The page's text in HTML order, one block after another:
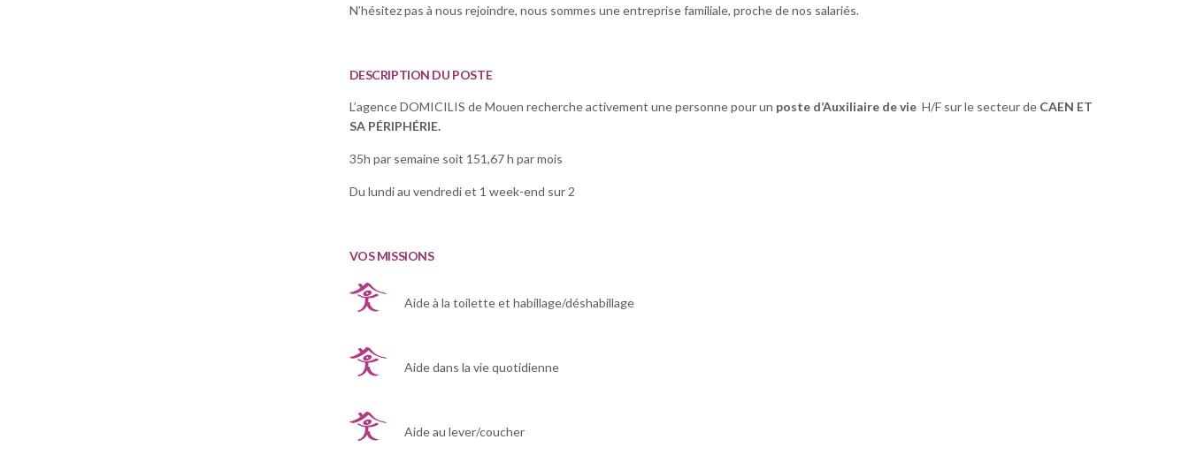
N’hésitez pas à nous rejoindre, nous sommes une entreprise familiale, proche de nos salariés.
DESCRIPTION DU POSTE
L’agence DOMICILIS de Mouen recherche activement une personne pour un poste d’Auxiliaire de vie H/F sur le secteur de CAEN ET
SA PÉRIPHÉRIE.
35h par semaine soit 151,67 h par mois
Du lundi au vendredi et 1 week-end sur 2
VOS MISSIONS
Aide à la toilette et habillage/déshabillage
Aide dans la vie quotidienne
Aide au lever/coucher